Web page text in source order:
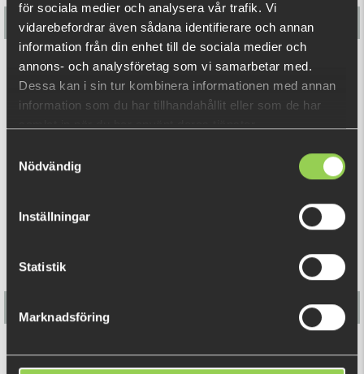
för sociala medier och analysera vår trafik. Vi
vidarebefordrar även sådana identifierare och annan
information från din enhet till de sociala medier och
annons- och analysföretag som vi samarbetar med.
Dessa kan i sin tur kombinera informationen med annan
information som du har tillhandahållit eller som de har
Nödvändig
Inställningar
Statistik
Marknadsföring
M-WAR Clip Weight Box Combo Lead 15pcs
€16.39
M-WAR Drop Shot weights